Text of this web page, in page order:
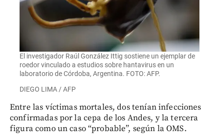
El investigador Raúl González Ittig sostiene un ejemplar de
roedor vinculado a estudios sobre hantavirus en un
laboratorio de Córdoba, Argentina. FOTO: AFP.
DIEGO LIMA / AFP
Entre las víctimas mortales, dos tenían infecciones
confirmadas por la cepa de los Andes, y la tercera
figura como un caso “probable”, según la OMS.